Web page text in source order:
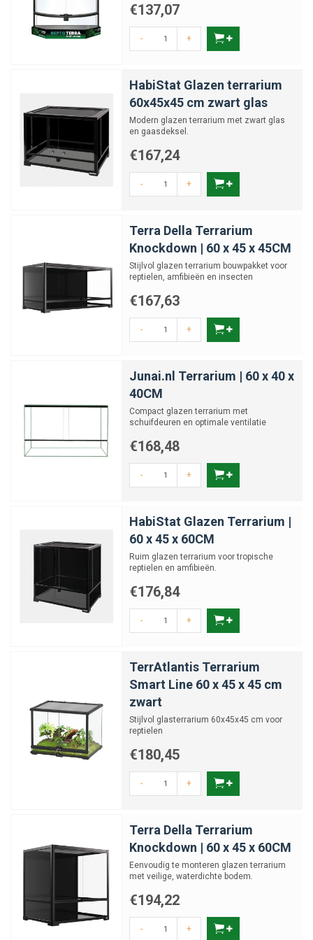
condensvorming tegen te gaan
Werk met meerdere zones: warme, koele en vochtige gebieden
binnen hetzelfde terrarium
Let op kabelmanagement en veilige integratie van techniek in
Creëer een leefomgeving met ruimte &
veelzijdigheid
Met een terrarium van 51 tot 75 cm breed haal je een flexibele leefruimte
in huis waarin je dieren en planten voldoende bewegingsvrijheid hebben,
zonder dat het geheel overweldigend groot wordt. Kies het model dat
past bij jouw wensen en combineer met accessoires voor een duurzaam
€137,07
- +
HabiStat Glazen terrarium
60x45x45 cm zwart glas
Modern glazen terrarium met zwart glas
en gaasdeksel.
€167,24
- +
Terra Della Terrarium
Knockdown | 60 x 45 x 45CM
Stijlvol glazen terrarium bouwpakket voor
reptielen, amfibieën en insecten
€167,63
- +
Junai.nl Terrarium | 60 x 40 x
40CM
Compact glazen terrarium met
schuifdeuren en optimale ventilatie
€168,48
- +
HabiStat Glazen Terrarium |
60 x 45 x 60CM
Ruim glazen terrarium voor tropische
reptielen en amfibieën.
€176,84
- +
TerrAtlantis Terrarium
Smart Line 60 x 45 x 45 cm
zwart
Stijlvol glasterrarium 60x45x45 cm voor
reptielen
€180,45
- +
Terra Della Terrarium
Knockdown | 60 x 45 x 60CM
Eenvoudig te monteren glazen terrarium
met veilige, waterdichte bodem.
€194,22
- +